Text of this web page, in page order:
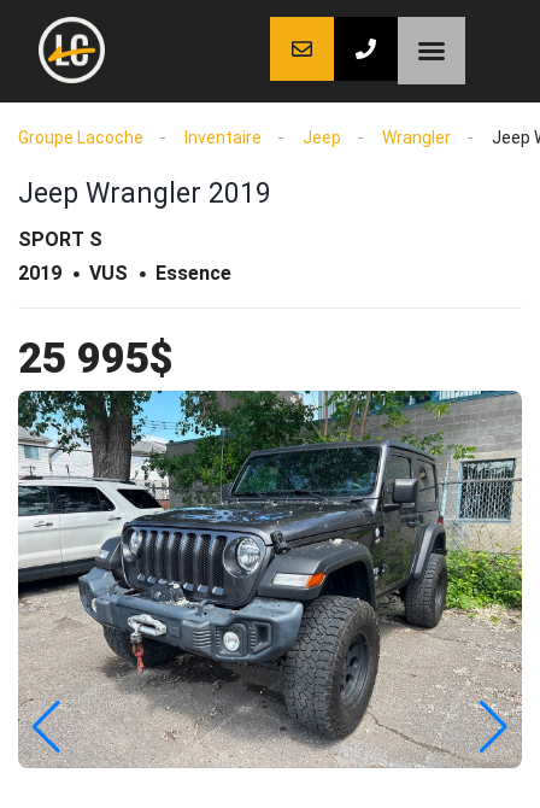
Groupe Lacoche Inventaire Jeep Wrangler Jeep
Jeep Wrangler 2019
SPORT S
2019
VUS Essence
25 995$